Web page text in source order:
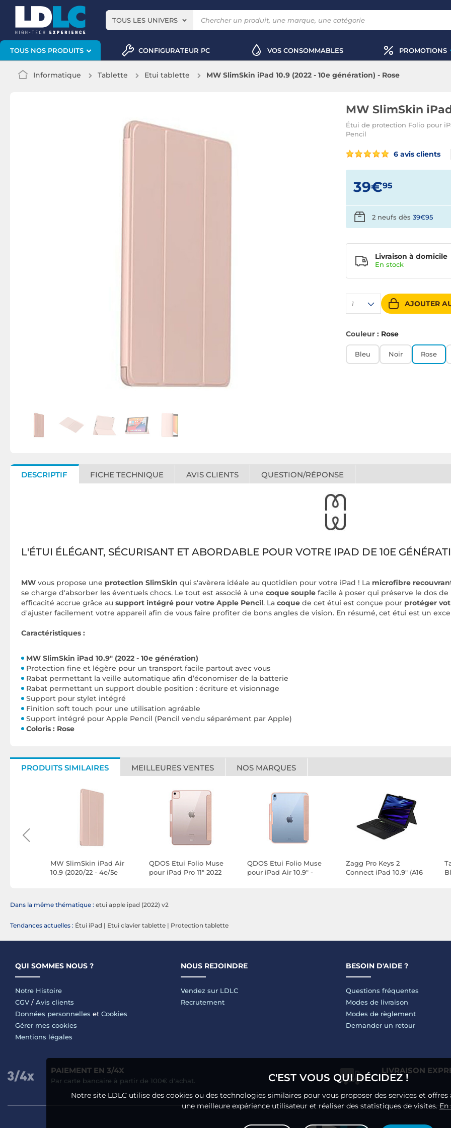
TOUS LES UNIVERS
TOUS NOS PRODUITS CONFIGURATEUR PC VOS CONSOMMABLES PROMOTIONS
Informatique Tablette Etui tablette MW SlimSkin iPad 10.9 (2022 - 10e génération) - Rose
MW SlimSkin
Étui de protection Folio pour
Pencil
6 avis clients
39€95
1 AJOUTER
Livraison à domicile
En stock
2 neufs dès 39€95
Couleur : Rose
Bleu Noir Rose
DESCRIPTIF FICHE TECHNIQUE AVIS CLIENTS QUESTION/RÉPONSE
L'ÉTUI ÉLÉGANT, SÉCURISANT ET ABORDABLE POUR VOTRE IPAD DE 10E
MW vous propose une protection SlimSkin qui s'avèrera idéale au quotidien pour votre iPad ! La microfibre
se charge d'absorber les éventuels chocs. Le tout est associé à une coque souple facile à poser qui préserve le dos de
efficacité accrue grâce au support intégré pour votre Apple Pencil. La coque de cet étui est conçue pour protéger
d'ajuster facilement votre appareil afin de vous faire profiter de bons angles de vision. En résumé, cet étui est un
Caractéristiques :
MW SlimSkin iPad 10.9" (2022 - 10e génération)
Protection fine et légère pour un transport facile partout avec vous
Rabat permettant la veille automatique afin d’économiser de la batterie
Rabat permettant un support double position : écriture et visionnage
Support pour stylet intégré
Finition soft touch pour une utilisation agréable
Support intégré pour Apple Pencil (Pencil vendu séparément par Apple)
Coloris : Rose
PRODUITS SIMILAIRES MEILLEURES VENTES NOS MARQUES
MW SlimSkin iPad Air
10.9 (2020/22 - 4e/5e
QDOS Etui Folio Muse
pour iPad Pro 11" 2022
QDOS Etui Folio Muse
pour iPad Air 10.9" -
Zagg Pro Keys 2
Connect iPad 10.9" (A16
Dans la même thématique : etui apple ipad (2022) v2
Tendances actuelles : Étui iPad | Etui clavier tablette | Protection tablette
QUI SOMMES NOUS ?
Notre Histoire
CGV / Avis clients
Données personnelles et Cookies
Gérer mes cookies
Mentions légales
NOUS REJOINDRE
Vendez sur LDLC
Recrutement
BESOIN D'AIDE ?
Questions fréquentes
Modes de livraison
Modes de règlement
Demander un retour
PAIEMENT EN 3/4X
Par carte bancaire à partir de 100€ d'achat.
LIVRAISON
C'EST VOUS QUI DÉCIDEZ !
Notre site LDLC utilise des cookies ou des technologies similaires pour vous proposer des services et
une meilleure expérience utilisateur et réaliser des statistiques de visites. En